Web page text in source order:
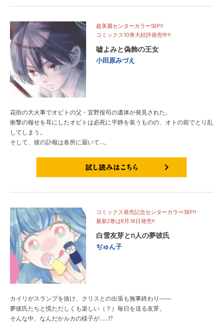
超美麗センターカラー50P!!
コミックス10巻大好評発売中!!
嘘よみと偽飾の王女
小田原みづえ
花街の大火事でオビトの父・宜野按司の遺体が発見された。
衝撃の報せを耳にしたオビトは必死に平静を装うものの、オトの前でとり乱
してしまう。
そして、彼の訃報は各所に届いて…。
コミックス発売記念センターカラー38P!!
最新2巻は8月18日発売!!
白雪友芽とn人の夢彼氏
ぢゅん子
カイリがスランプを抜け、クリスとの出張も無事終わり――
夢彼氏たちと慌ただしくも楽しい（？）毎日を送る友芽。
そんな中、なんだかルカの様子が……!?